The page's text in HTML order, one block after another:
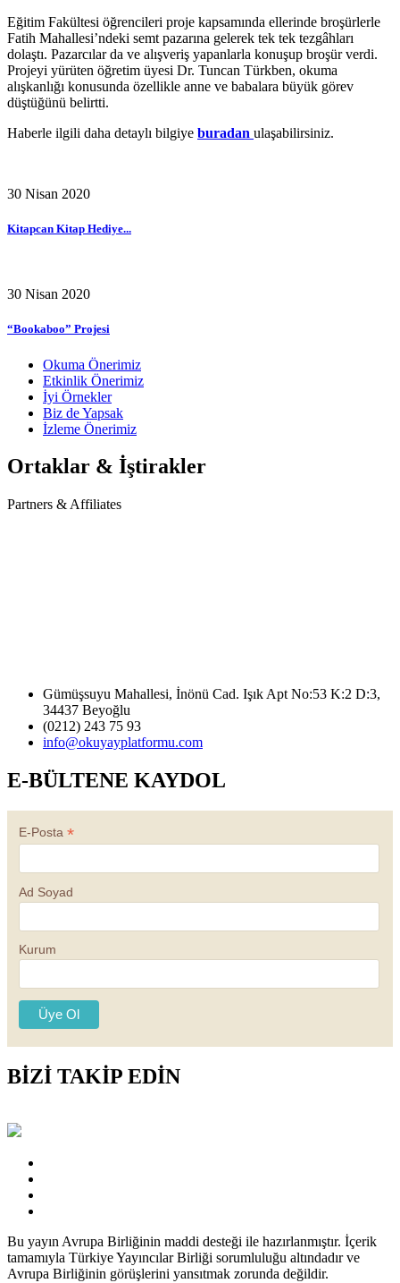
Eğitim Fakültesi öğrencileri proje kapsamında ellerinde broşürlerle
Fatih Mahallesi’ndeki semt pazarına gelerek tek tek tezgâhları
dolaştı. Pazarcılar da ve alışveriş yapanlarla konuşup broşür verdi.
Projeyi yürüten öğretim üyesi Dr. Tuncan Türkben, okuma
alışkanlığı konusunda özellikle anne ve babalara büyük görev
düştüğünü belirtti.
Haberle ilgili daha detaylı bilgiye buradan ulaşabilirsiniz.
30 Nisan 2020
Kitapcan Kitap Hediye...
30 Nisan 2020
“Bookaboo” Projesi
Okuma Önerimiz
Etkinlik Önerimiz
İyi Örnekler
Biz de Yapsak
İzleme Önerimiz
Ortaklar & İştirakler
Partners & Affiliates
Gümüşsuyu Mahallesi, İnönü Cad. Işık Apt No:53 K:2 D:3,
34437 Beyoğlu
(0212) 243 75 93
info@okuyayplatformu.com
E-BÜLTENE KAYDOL
E-Posta *
Ad Soyad
Kurum
BİZİ TAKİP EDİN
Bu yayın Avrupa Birliğinin maddi desteği ile hazırlanmıştır. İçerik
tamamıyla Türkiye Yayıncılar Birliği sorumluluğu altındadır ve
Avrupa Birliğinin görüşlerini yansıtmak zorunda değildir.